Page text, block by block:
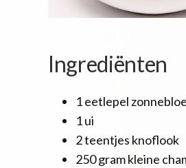
Ingrediënten
1 eetlepel
1 ui
2 teentjes knoflook
250 gram kleine